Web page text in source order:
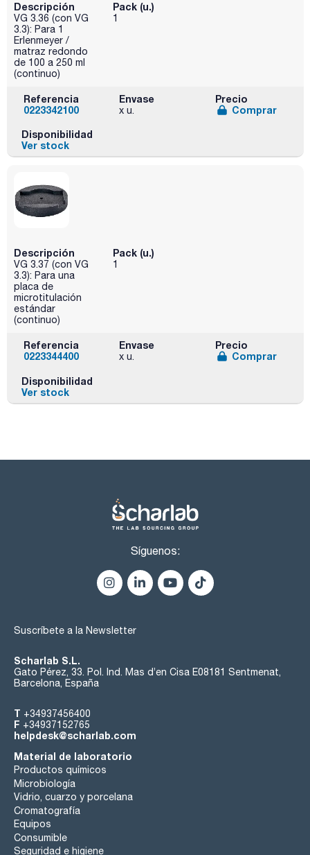
Descripción
VG 3.36 (con VG
3.3): Para 1
Erlenmeyer /
matraz redondo
de 100 a 250 ml
(continuo)
Pack (u.)
1
Referencia
0223342100
Envase
x u.
Precio
Comprar
Disponibilidad
Ver stock
Descripción
VG 3.37 (con VG
3.3): Para una
placa de
microtitulación
estándar
(continuo)
Pack (u.)
1
Referencia
0223344400
Envase
x u.
Precio
Comprar
Disponibilidad
Ver stock
Síguenos:
Suscríbete a la Newsletter
Scharlab S.L.
Gato Pérez, 33. Pol. Ind. Mas d’en Cisa E08181 Sentmenat,
Barcelona, España
T +34937456400
F +34937152765
helpdesk@scharlab.com
Material de laboratorio
Productos químicos
Microbiología
Vidrio, cuarzo y porcelana
Cromatografía
Equipos
Consumible
Seguridad e higiene